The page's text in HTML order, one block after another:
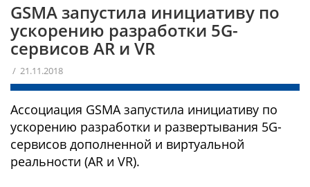
GSMA запустила инициативу по
ускорению разработки 5G-
сервисов AR и VR
/ 21.11.2018
Ассоциация GSMA запустила инициативу по
ускорению разработки и развертывания 5G-
сервисов дополненной и виртуальной
реальности (AR и VR).